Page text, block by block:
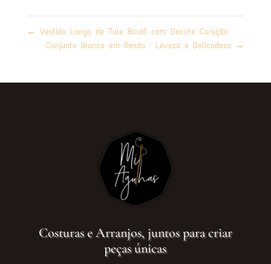
← Vestido Longo de Tule Bordô com Decote Coração
Conjunto Branco em Renda – Leveza e Delicadeza →
Costuras e Arranjos, juntos para criar
peças únicas